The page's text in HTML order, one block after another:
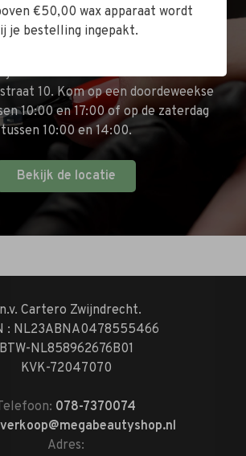
DE WINKEL!
Het adres is: Antoni van
10. Kom op een doordeweekse
10:00 en 17:00 of op de zaterdag
tussen 10:00 en 14:00.
Bekijk de locatie
Cartero Zwijndrecht.
: NL23ABNA0478555466
BTW-NL858962676B01
KVK-72047070
078-7370074
verkoop@megabeautyshop.nl
Adres:
€50,00 wax apparaat wordt
je bestelling ingepakt.